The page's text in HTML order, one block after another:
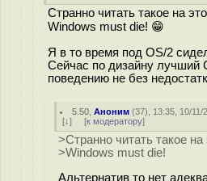
Странно читать такое на
Windows must die! 😁️
Я в то время под OS/2
Сейчас по дизайну лучший
поведению не без
5.50 ,Аноним (37), 13:35, 10/11/
[↓] [к модератору]
>Странно читать такое на
>Windows must die!
Альтернатив то нет